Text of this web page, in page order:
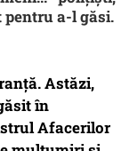
a-l găsi.
Astăzi,
în
Afacerilor